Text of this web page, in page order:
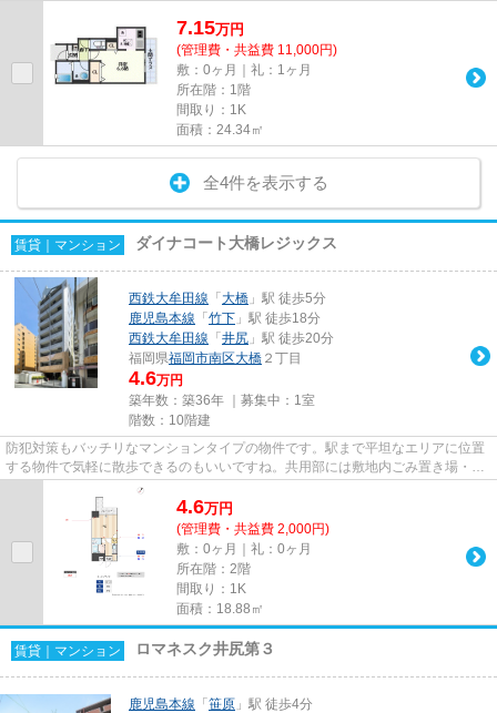
7.15万円
(管理費・共益費 11,000円)
敷：0ヶ月｜礼：1ヶ月
所在階：1階
間取り：1K
面積：24.34㎡
全4件を表示する
賃貸｜マンション ダイナコート大橋レジックス
西鉄大牟田線 「 大橋 」駅 徒歩5分
鹿児島本線 「 竹下 」駅 徒歩18分
西鉄大牟田線 「 井尻 」駅 徒歩20分
福岡県福岡市南区大橋 ２丁目
4.6万円
築年数：築36年 ｜募集中： 1室
階数：10階建
防犯対策もバッチリなマンションタイプの物件です。駅まで平坦なエリアに位置
する物件で気軽に散歩できるのもいいですね。共用部には敷地内ごみ置き場・エ
レベータなどが備わっており...
4.6万円
(管理費・共益費 2,000円)
敷：0ヶ月｜礼：0ヶ月
所在階：2階
間取り：1K
面積：18.88㎡
賃貸｜マンション ロマネスク井尻第３
鹿児島本線 「 笹原 」駅 徒歩4分